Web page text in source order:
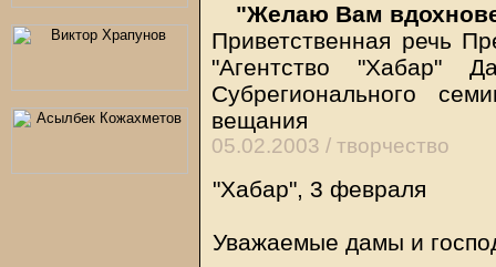
"Желаю Вам
Приветственная речь
"Агентство "Хабар"
Субрегионального
вещания
05.02.2003 / творчество
"Хабар", 3 февраля
Уважаемые дамы и